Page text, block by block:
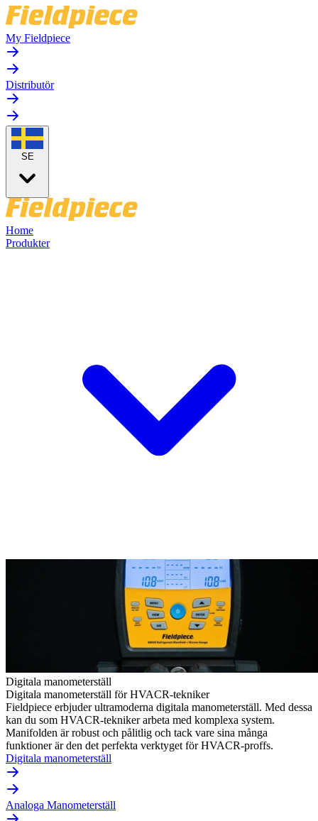
My Fieldpiece
Distributör
SE
Home
Produkter
Digitala manometerställ
Digitala manometerställ för HVACR-tekniker
Fieldpiece erbjuder ultramoderna digitala manometerställ. Med dessa
kan du som HVACR-tekniker arbeta med komplexa system.
Manifolden är robust och pålitlig och tack vare sina många
funktioner är den det perfekta verktyget för HVACR-proffs.
Digitala manometerställ
Analoga Manometerställ